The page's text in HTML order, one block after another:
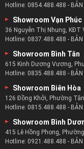
Hotline: 0854.488.488 -
Showroom Vạn Phúc
36 Nguyễn Thị Nhung, KĐT
Hotline: 0837.488.488 -
Showroom Bình Tân
615 Kinh Dương Vương,
Hotline: 0835.488.488 -
Showroom Biên Hòa
126 Đồng Khởi, Phường
Hotline: 0815.488.488 -
Showroom Bình
415 Lê Hồng Phong,
Hotline: 0921.488.488 -